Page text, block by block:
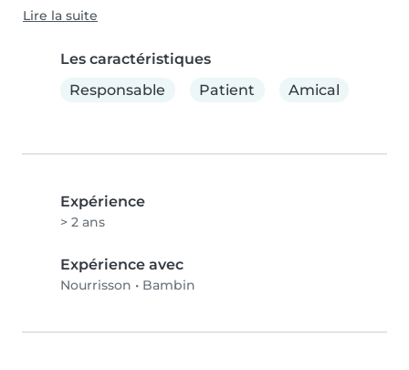
Lire la suite
Les caractéristiques
Responsable
Patient Amical
Expérience
> 2 ans
Expérience avec
Nourrisson • Bambin